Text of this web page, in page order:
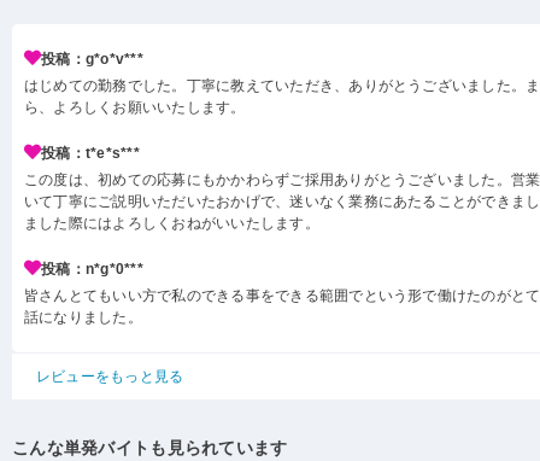
投稿：g*o*v***
はじめての勤務でした。丁寧に教えていただき、ありがとうございました。
ら、よろしくお願いいたします。
投稿：t*e*s***
この度は、初めての応募にもかかわらずご採用ありがとうございました。営
いて丁寧にご説明いただいたおかげで、迷いなく業務にあたることができま
ました際にはよろしくおねがいいたします。
投稿：n*g*0***
皆さんとてもいい方で私のできる事をできる範囲でという形で働けたのがと
話になりました。
レビューをもっと見る
こんな単発バイトも見られています